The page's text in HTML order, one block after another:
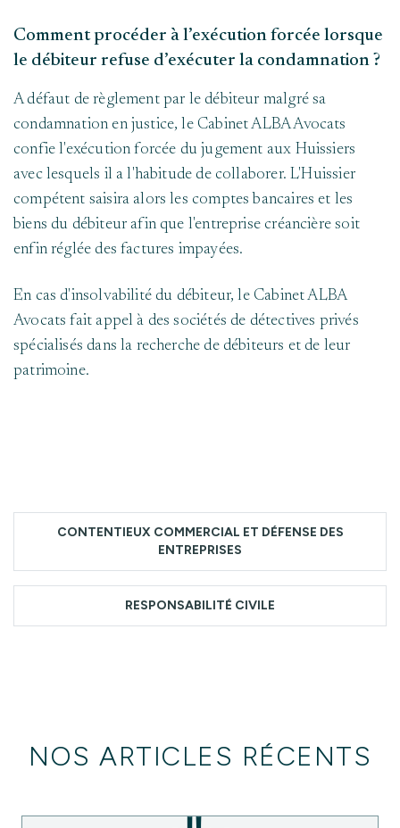
Comment procéder à l’exécution forcée lorsque
le débiteur refuse d’exécuter la condamnation ?
A défaut de règlement par le débiteur malgré sa
condamnation en justice, le Cabinet ALBA Avocats
confie l'exécution forcée du jugement aux Huissiers
avec lesquels il a l'habitude de collaborer. L'Huissier
compétent saisira alors les comptes bancaires et les
biens du débiteur afin que l'entreprise créancière soit
enfin réglée des factures impayées.
En cas d'insolvabilité du débiteur, le Cabinet ALBA
Avocats fait appel à des sociétés de détectives privés
spécialisés dans la recherche de débiteurs et de leur
patrimoine.
CONTENTIEUX COMMERCIAL ET DÉFENSE DES
ENTREPRISES
RESPONSABILITÉ CIVILE
NOS ARTICLES RÉCENTS